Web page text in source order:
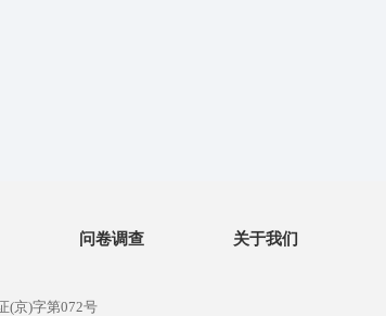
问卷调查 关于我们
(京)字第072号